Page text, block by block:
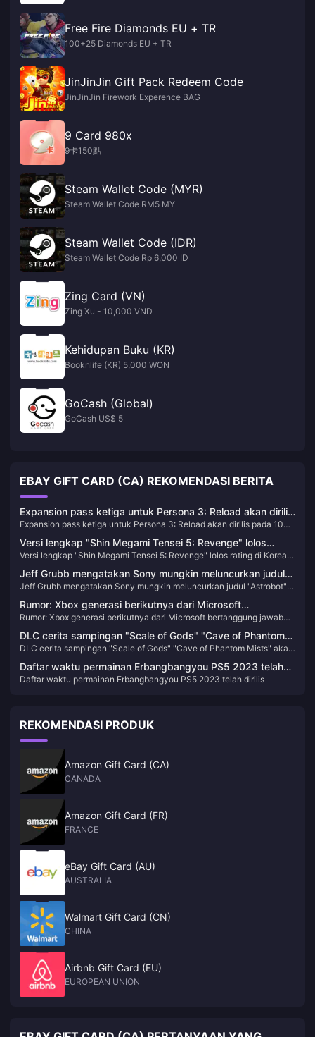
Free Fire Diamonds EU + TR
100+25 Diamonds EU + TR
JinJinJin Gift Pack Redeem Code
JinJinJin Firework Experence BAG
9 Card 980x
9卡150點
Steam Wallet Code (MYR)
Steam Wallet Code RM5 MY
Steam Wallet Code (IDR)
Steam Wallet Code Rp 6,000 ID
Zing Card (VN)
Zing Xu - 10,000 VND
Kehidupan Buku (KR)
Booknlife (KR) 5,000 WON
GoCash (Global)
GoCash US$ 5
EBAY GIFT CARD (CA) REKOMENDASI BERITA
Expansion pass ketiga untuk Persona 3: Reload akan dirilis
pada 10 September
Expansion pass ketiga untuk Persona 3: Reload akan dirilis pada 10
Versi lengkap "Shin Megami Tensei 5: Revenge" lolos
rating di Korea Selatan
Versi lengkap "Shin Megami Tensei 5: Revenge" lolos rating di Korea
Jeff Grubb mengatakan Sony mungkin meluncurkan judul
"Astrobot" baru
Jeff Grubb mengatakan Sony mungkin meluncurkan judul "Astrobot"
Rumor: Xbox generasi berikutnya dari Microsoft
bertanggung jawab atas tim Surface, dan konsol
genggamnya mungkin sedang dalam pengembangan
Rumor: Xbox generasi berikutnya dari Microsoft bertanggung jawab
pengembangan
DLC cerita sampingan "Scale of Gods" "Cave of Phantom
Mists" akan dirilis pada 13 Februari
DLC cerita sampingan "Scale of Gods" "Cave of Phantom Mists" akan
Daftar waktu permainan Erbangbangyou PS5 2023 telah
dirilis
Daftar waktu permainan Erbangbangyou PS5 2023 telah dirilis
REKOMENDASI PRODUK
Amazon Gift Card (CA)
CANADA
Amazon Gift Card (FR)
FRANCE
eBay Gift Card (AU)
AUSTRALIA
Walmart Gift Card (CN)
CHINA
Airbnb Gift Card (EU)
EUROPEAN UNION